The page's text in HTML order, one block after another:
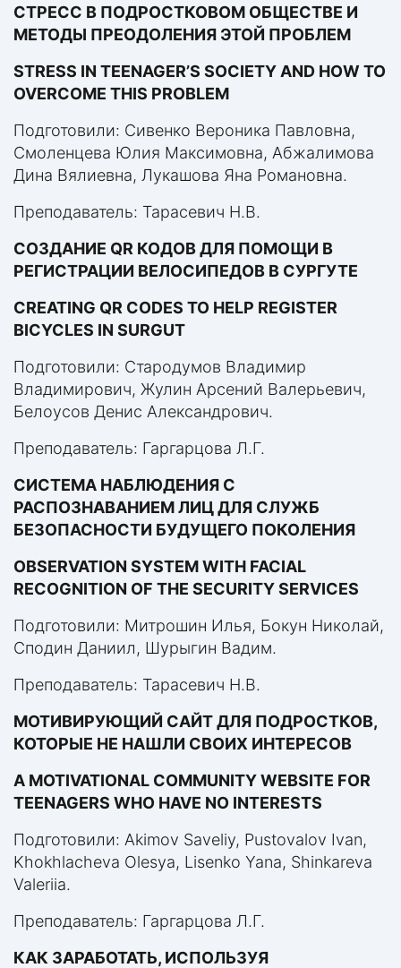
СТРЕСС В ПОДРОСТКОВОМ ОБЩЕСТВЕ И
МЕТОДЫ ПРЕОДОЛЕНИЯ ЭТОЙ ПРОБЛЕМ
STRESS IN TEENAGER’S SOCIETY AND HOW TO
OVERCOME THIS PROBLEM
Подготовили: Сивенко Вероника Павловна,
Смоленцева Юлия Максимовна, Абжалимова
Дина Вялиевна, Лукашова Яна Романовна.
Преподаватель: Тарасевич Н.В.
СОЗДАНИЕ QR КОДОВ ДЛЯ ПОМОЩИ В
РЕГИСТРАЦИИ ВЕЛОСИПЕДОВ В СУРГУТЕ
CREATING QR CODES TO HELP REGISTER
BICYCLES IN SURGUT
Подготовили: Стародумов Владимир
Владимирович, Жулин Арсений Валерьевич,
Белоусов Денис Александрович.
Преподаватель: Гаргарцова Л.Г.
СИСТЕМА НАБЛЮДЕНИЯ С
РАСПОЗНАВАНИЕМ ЛИЦ ДЛЯ СЛУЖБ
БЕЗОПАСНОСТИ БУДУЩЕГО ПОКОЛЕНИЯ
OBSERVATION SYSTEM WITH FACIAL
RECOGNITION OF THE SECURITY SERVICES
Подготовили: Митрошин Илья, Бокун Николай,
Сподин Даниил, Шурыгин Вадим.
Преподаватель: Тарасевич Н.В.
МОТИВИРУЮЩИЙ САЙТ ДЛЯ ПОДРОСТКОВ,
КОТОРЫЕ НЕ НАШЛИ СВОИХ ИНТЕРЕСОВ
A MOTIVATIONAL COMMUNITY WEBSITE FOR
TEENAGERS WHO HAVE NO INTERESTS
Подготовили: Akimov Saveliy, Pustovalov Ivan,
Khokhlacheva Olesya, Lisenko Yana, Shinkareva
Valeriia.
Преподаватель: Гаргарцова Л.Г.
КАК ЗАРАБОТАТЬ, ИСПОЛЬЗУЯ